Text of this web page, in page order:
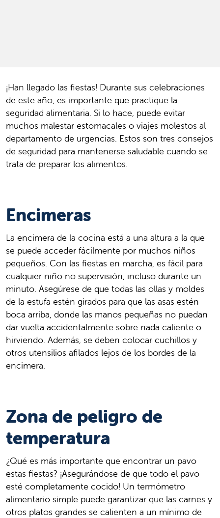
¡Han llegado las fiestas! Durante sus celebraciones
de este año, es importante que practique la
seguridad alimentaria. Si lo hace, puede evitar
muchos malestar estomacales o viajes molestos al
departamento de urgencias. Estos son tres consejos
de seguridad para mantenerse saludable cuando se
trata de preparar los alimentos.
Encimeras
La encimera de la cocina está a una altura a la que
se puede acceder fácilmente por muchos niños
pequeños. Con las fiestas en marcha, es fácil para
cualquier niño no supervisión, incluso durante un
minuto. Asegúrese de que todas las ollas y moldes
de la estufa estén girados para que las asas estén
boca arriba, donde las manos pequeñas no puedan
dar vuelta accidentalmente sobre nada caliente o
hirviendo. Además, se deben colocar cuchillos y
otros utensilios afilados lejos de los bordes de la
encimera.
Zona de peligro de
temperatura
¿Qué es más importante que encontrar un pavo
estas fiestas? ¡Asegurándose de que todo el pavo
esté completamente cocido! Un termómetro
alimentario simple puede garantizar que las carnes y
otros platos grandes se calienten a un mínimo de